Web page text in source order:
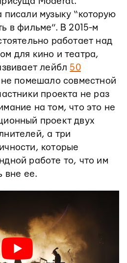
писали музыку “которую
в фильме”. В 2015-м
работает над
для кино и театра,
лейбл 50
не помешало совместной
проекта не раз
на том, что это не
проект двух
а три
которые
работе то, что им
вне ее.